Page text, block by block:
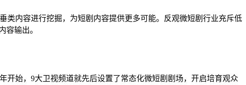
类内容进行挖掘，为短剧内容提供更多可能。反观微短剧行业充斥低
容输出。
开始， 9大卫视频道就先后设置了常态化微短剧剧场，开启培育观众